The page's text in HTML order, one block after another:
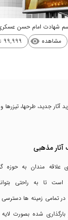
شهادت امام حسن
مشاهده visibility
99,999
آثار جدید، طرحها،
آثار مذهبی
علاقه مندان به حوزه
است تا به راحتی
در تمامی زمینه ها
بارگذاری شده بصورت لایه